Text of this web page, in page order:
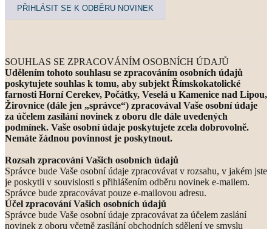
SOUHLAS SE ZPRACOVÁNÍM OSOBNÍCH ÚDAJŮ
Udělením tohoto souhlasu se zpracováním osobních údajů
poskytujete souhlas k tomu, aby subjekt Římskokatolické
farnosti Horní Cerekev, Počátky, Veselá u Kamenice nad Lipou,
Žirovnice (dále jen „správce“) zpracovával Vaše osobní údaje
za účelem zasílání novinek z oboru dle dále uvedených
podmínek. Vaše osobní údaje poskytujete zcela dobrovolně.
Nemáte žádnou povinnost je poskytnout.
Rozsah zpracování Vašich osobních údajů
Správce bude Vaše osobní údaje zpracovávat v rozsahu, v jakém jste
je poskytli v souvislosti s přihlášením odběru novinek e-mailem.
Správce bude zpracovávat pouze e‐mailovou adresu.
Účel zpracování Vašich osobních údajů
Správce bude Vaše osobní údaje zpracovávat za účelem zaslání
novinek z oboru včetně zasílání obchodních sdělení ve smyslu